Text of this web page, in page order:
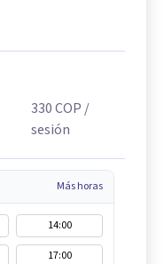
330COP /
sesión
Más horas
14:00
17:00